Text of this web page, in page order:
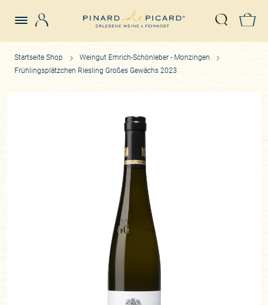
Suche
Startseite Shop
Weingut Emrich-Schönleber - Monzingen
Frühlingsplätzchen Riesling Großes Gewächs 2023